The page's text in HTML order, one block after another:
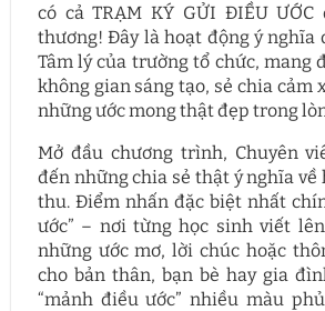
có cả TRẠM KÝ GỬI ĐIỀU
thương! Đây là hoạt động ý nghĩa
Tâm lý của trường tổ chức, mang
không gian sáng tạo, sẻ chia cảm
những ước mong thật đẹp trong
Mở đầu chương trình, Chuyên
đến những chia sẻ thật ý nghĩa về
thu. Điểm nhấn đặc biệt nhất
ước” – nơi từng học sinh viết
những ước mơ, lời chúc hoặc
cho bản thân, bạn bè hay gia
“mảnh điều ước” nhiều màu